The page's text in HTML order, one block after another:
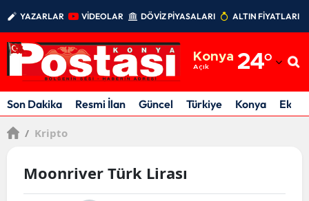
YAZARLAR VİDEOLAR DÖVİZ PİYASALARI ALTIN FİYATLARI
Konya
Açık 24°
Adıyaman
Afyonkarahisar
Son Dakika Resmi İlan Güncel Türkiye Konya
/ Kripto
Moonriver Türk Lirası